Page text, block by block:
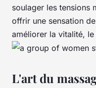
soulager les tensions
offrir une sensation
améliorer la vitalité,
L'art du